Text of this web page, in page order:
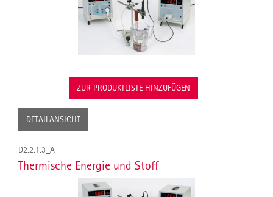
ZUR PRODUKTLISTE HINZUFÜGEN
DETAILANSICHT
D2.2.1.3_A
Thermische Energie und Stoff